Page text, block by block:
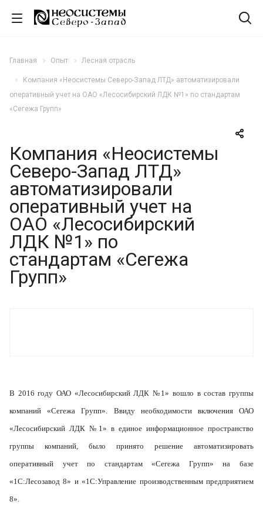
Главная Опыт Лесная отрасль
Компания «Неосистемы Северо-Запад ЛТД» автоматизировали
оперативный учет на ОАО «Лесосибирский ЛДК №1» по стандартам
«Сегежа Групп»
Компания «Неосистемы
Северо-Запад ЛТД»
автоматизировали
оперативный учет на
ОАО «Лесосибирский
ЛДК №1» по
стандартам «Сегежа
Групп»
В 2016 году ОАО «Лесосибирский ЛДК №1» вошло в состав группы
компаний «Сегежа Групп». Ввиду необходимости включения ОАО
«Лесосибирский ЛДК №1» в единое информационное пространство
группы компаний, было принято решение автоматизировать
оперативный учет по стандартам «Сегежа Групп» на базе
«1С:Лесозавод 8» и «1С:Управление производственным предприятием
8».